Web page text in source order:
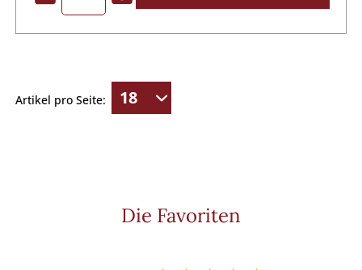
Artikel pro Seite:
Die Favoriten